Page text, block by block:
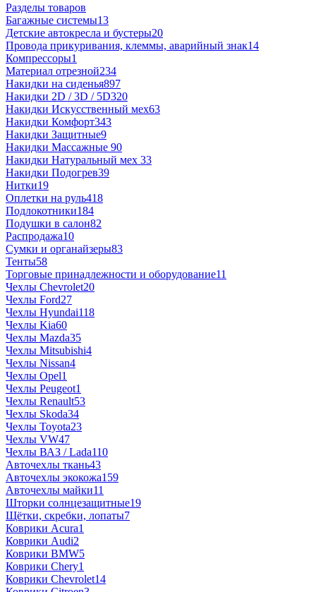
Разделы товаров
Багажные системы13
Детские автокресла и бустеры20
Провода прикуривания, клеммы, аварийный знак14
Компрессоры1
Материал отрезной234
Накидки на сиденья897
Накидки 2D / 3D / 5D320
Накидки Искусственный мех63
Накидки Комфорт343
Накидки Защитные9
Накидки Массажные 90
Накидки Натуральный мех 33
Накидки Подогрев39
Нитки19
Оплетки на руль418
Подлокотники184
Подушки в салон82
Распродажа10
Сумки и органайзеры83
Тенты58
Торговые принадлежности и оборудование11
Чехлы Chevrolet20
Чехлы Ford27
Чехлы Hyundai118
Чехлы Kia60
Чехлы Mazda35
Чехлы Mitsubishi4
Чехлы Nissan4
Чехлы Opel1
Чехлы Peugeot1
Чехлы Renault53
Чехлы Skoda34
Чехлы Toyota23
Чехлы VW47
Чехлы ВАЗ / Lada110
Авточехлы ткань43
Авточехлы экокожа159
Авточехлы майки11
Шторки солнцезащитные19
Щётки, скребки, лопаты7
Коврики Acura1
Коврики Audi2
Коврики BMW5
Коврики Chery1
Коврики Chevrolet14